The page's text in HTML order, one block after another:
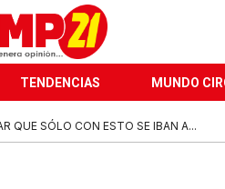
TENDENCIAS MUNDO
QUE SÓLO CON ESTO SE IBAN A...